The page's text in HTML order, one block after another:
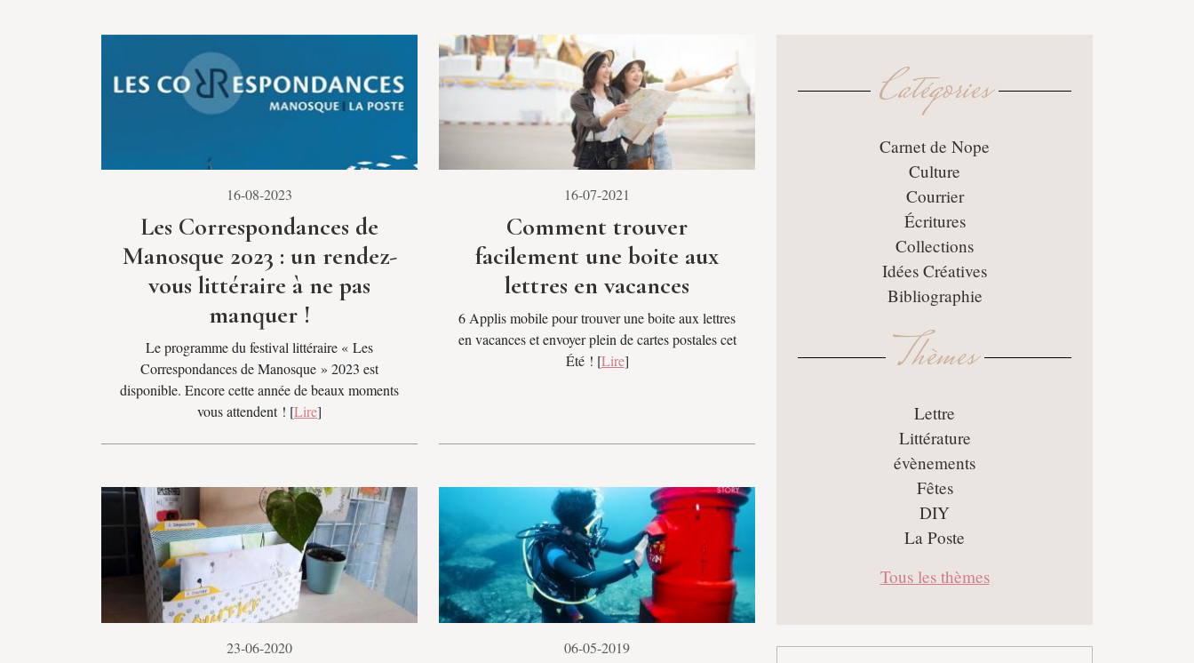
16-08-2023
Les Correspondances de
Manosque 2023 : un rendez-
vous littéraire à ne pas
manquer !
Le programme du festival littéraire « Les
Correspondances de Manosque » 2023 est
disponible. Encore cette année de beaux moments
vous attendent ! [Lire]
16-07-2021
Comment trouver
facilement une boite aux
lettres en vacances
6 Applis mobile pour trouver une boite aux lettres
en vacances et envoyer plein de cartes postales cet
Été ! [Lire]
23-06-2020 06-05-2019
Catégories
Carnet de Nope
Culture
Courrier
Écritures
Collections
Idées Créatives
Bibliographie
Thèmes
Lettre
Littérature
évènements
Fêtes
DIY
La Poste
Tous les thèmes